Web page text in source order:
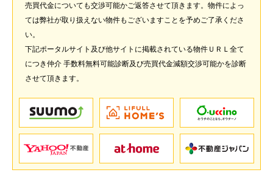
売買代金についても交渉可能かご返答させて頂きます。物件によっ
ては弊社が取り扱えない物件もございますことを予めご了承くださ
い。
下記ポータルサイト及び他サイトに掲載されている物件ＵＲＬ全て
につき仲介 手数料無料可能診断及び売買代金減額交渉可能かを診断
させて頂きます。